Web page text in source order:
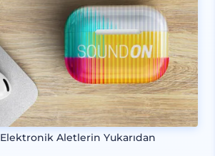
Aletlerin Yukarıdan